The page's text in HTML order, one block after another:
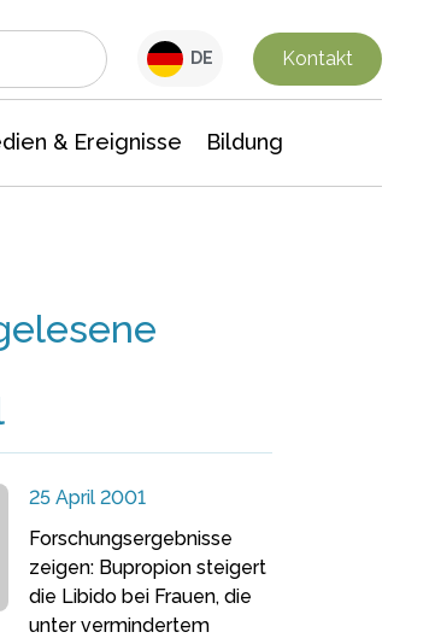
DE Kontakt
& Ereignisse Bildung
25 April 2001
Forschungsergebnisse
zeigen: Bupropion steigert
die Libido bei Frauen, die
unter vermindertem